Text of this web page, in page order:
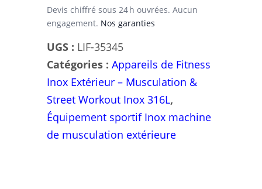
de
terre
deadlift
à
disque
olympique
outdoor
Devis chiffré sous 24 h ouvrées. Aucun
engagement. Nos garanties
UGS : LIF-35345
Catégories : Appareils de Fitness
Inox Extérieur – Musculation &
Street Workout Inox 316L,
Équipement sportif Inox machine
de musculation extérieure